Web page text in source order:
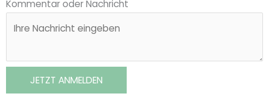
Kommentar oder Nachricht
JETZT ANMELDEN